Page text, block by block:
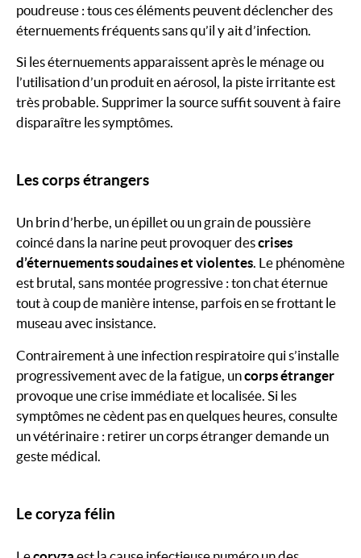
poudreuse : tous ces éléments peuvent déclencher des
éternuements fréquents sans qu’il y ait d’infection.
Si les éternuements apparaissent après le ménage ou
l’utilisation d’un produit en aérosol, la piste irritante est
très probable. Supprimer la source suffit souvent à faire
disparaître les symptômes.
Les corps étrangers
Un brin d’herbe, un épillet ou un grain de poussière
coincé dans la narine peut provoquer descrises
d’éternuements soudaines et violentes. Le phénomène
est brutal, sans montée progressive : ton chat éternue
tout à coup de manière intense, parfois en se frottant le
museau avec insistance.
Contrairement à une infection respiratoire qui s’installe
progressivement avec de la fatigue, uncorps étranger
provoque une crise immédiate et localisée. Si les
symptômes ne cèdent pas en quelques heures, consulte
un vétérinaire : retirer un corps étranger demande un
geste médical.
Le coryza félin